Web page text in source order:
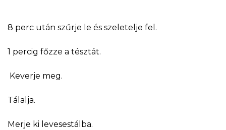
8 perc után szűrje le és szeletelje fel.
1 percig főzze a tésztát.
Keverje meg.
Tálalja.
Merje ki levesestálba.